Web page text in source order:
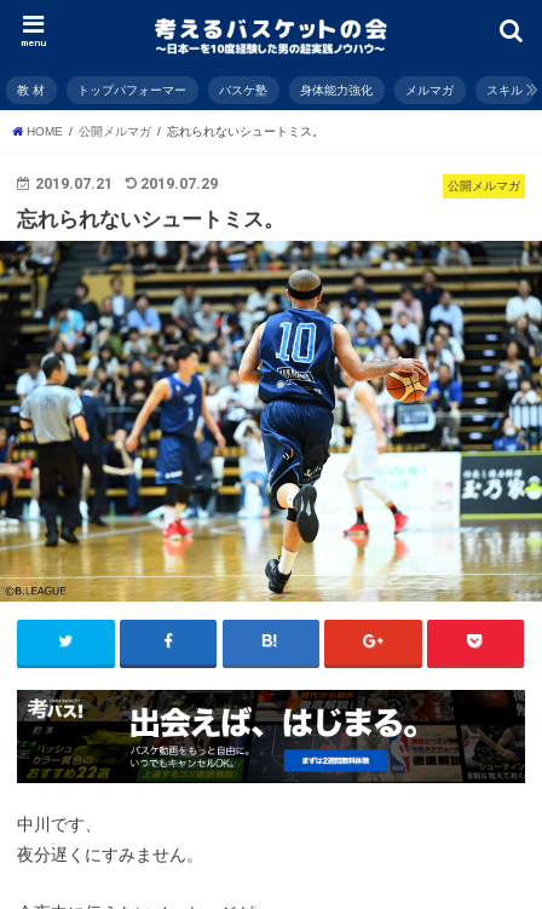
menu
教 材 トップパフォーマー バスケ塾 身体能力強化 メルマガ スキル
HOME 公開メルマガ 忘れられないシュートミス。
公開メルマガ
2019.07.21 2019.07.29
忘れられないシュートミス。
中川です、
夜分遅くにすみません。